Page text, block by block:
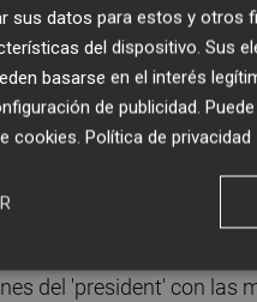
negras, algunas
Con carteles
y tabalet y en medio
rodeando grandes
del 'president' con las
sus datos para estos y otros
del dispositivo. Sus
basarse en el interés
de publicidad.
cookies. Política de privacidad